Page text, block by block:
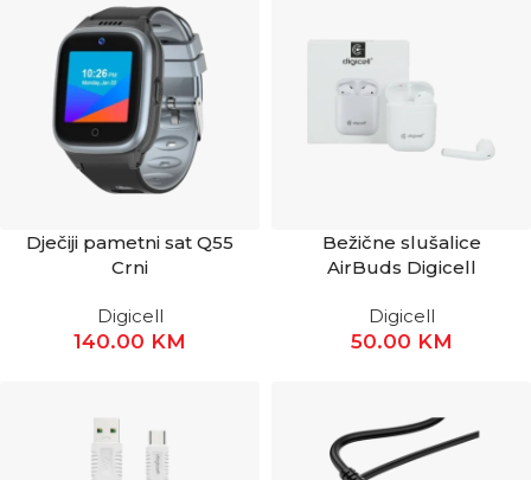
Dječiji pametni sat Q55
Crni
Digicell
140.00 KM
Bežične slušalice
AirBuds Digicell
Digicell
50.00 KM